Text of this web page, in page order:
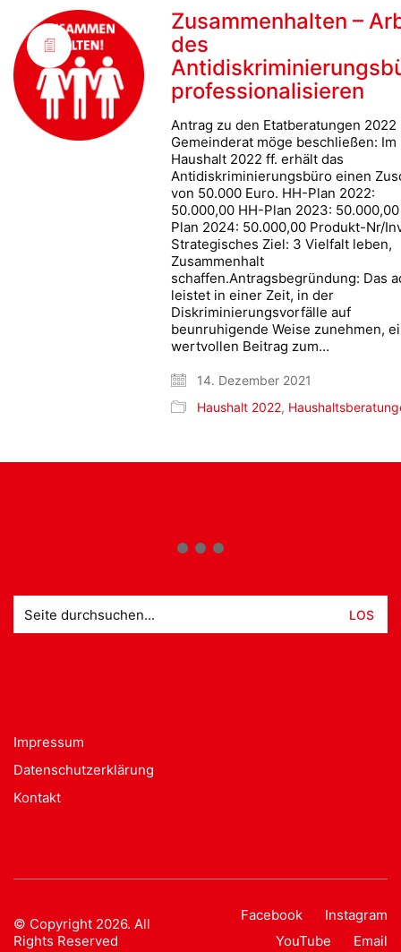
Zusammenhalten –
des
professionalisieren
Antrag zu den Etatberatungen 2022
Gemeinderat möge beschließen: Im
Haushalt 2022 ff. erhält das
Antidiskriminierungsbüro einen
von 50.000 Euro. HH-Plan 2022:
50.000,00 HH-Plan 2023:
Plan 2024: 50.000,00 Produkt-Nr/
Strategisches Ziel: 3 Vielfalt leben,
Zusammenhalt
schaffen.Antragsbegründung: Das
leistet in einer Zeit, in der
Diskriminierungsvorfälle auf
beunruhigende Weise zunehmen,
wertvollen Beitrag zum…
14. Dezember 2021
Haushalt 2022,
nach:
Impressum
Datenschutzerklärung
Kontakt
Facebook
Instagram
YouTube
Email
© Copyright 2026. All
Rights Reserved